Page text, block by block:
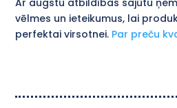
Ar augstu atbildības sajūtu
vēlmes un ieteikumus, lai
perfektai virsotnei. Par preču